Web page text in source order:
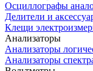
Осциллографы
Делители и
Клещи
Анализаторы
Анализаторы
Анализаторы